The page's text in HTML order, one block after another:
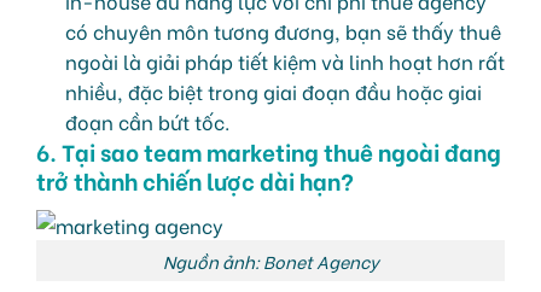
có chuyên môn tương đương, bạn sẽ thấy thuê
ngoài là giải pháp tiết kiệm và linh hoạt hơn rất
nhiều, đặc biệt trong giai đoạn đầu hoặc giai
đoạn cần bứt tốc.
6. Tại sao team marketing thuê ngoài đang
trở thành chiến lược dài hạn?
Nguồn ảnh: Bonet Agency